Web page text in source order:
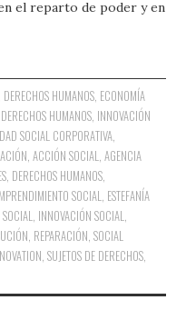
el reparto de poder y en
DERECHOS HUMANOS, ECONOMÍA
HUMANOS, INNOVACIÓN
SOCIAL CORPORATIVA,
, ACCIÓN SOCIAL, AGENCIA
, DERECHOS HUMANOS,
SOCIAL, ESTEFANÍA
, INNOVACIÓN SOCIAL,
, REPARACIÓN,SOCIAL
,SUJETOS DE DERECHOS,